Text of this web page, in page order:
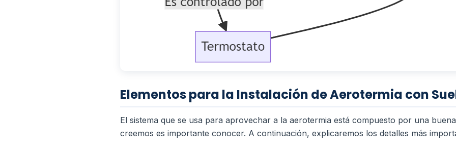
Elementos para la Instalación de Aerotermia con
El sistema que se usa para aprovechar a la aerotermia está compuesto por una
creemos es importante conocer. A continuación, explicaremos los detalles más